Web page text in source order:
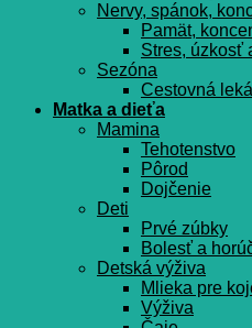
Nervy, spánok,
Pamät,
Stres, úzkosť
Sezóna
Cestovná
Matka a dieťa
Mamina
Tehotenstvo
Pôrod
Dojčenie
Deti
Prvé zúbky
Bolesť a
Detská výživa
Mlieka pre
Výživa